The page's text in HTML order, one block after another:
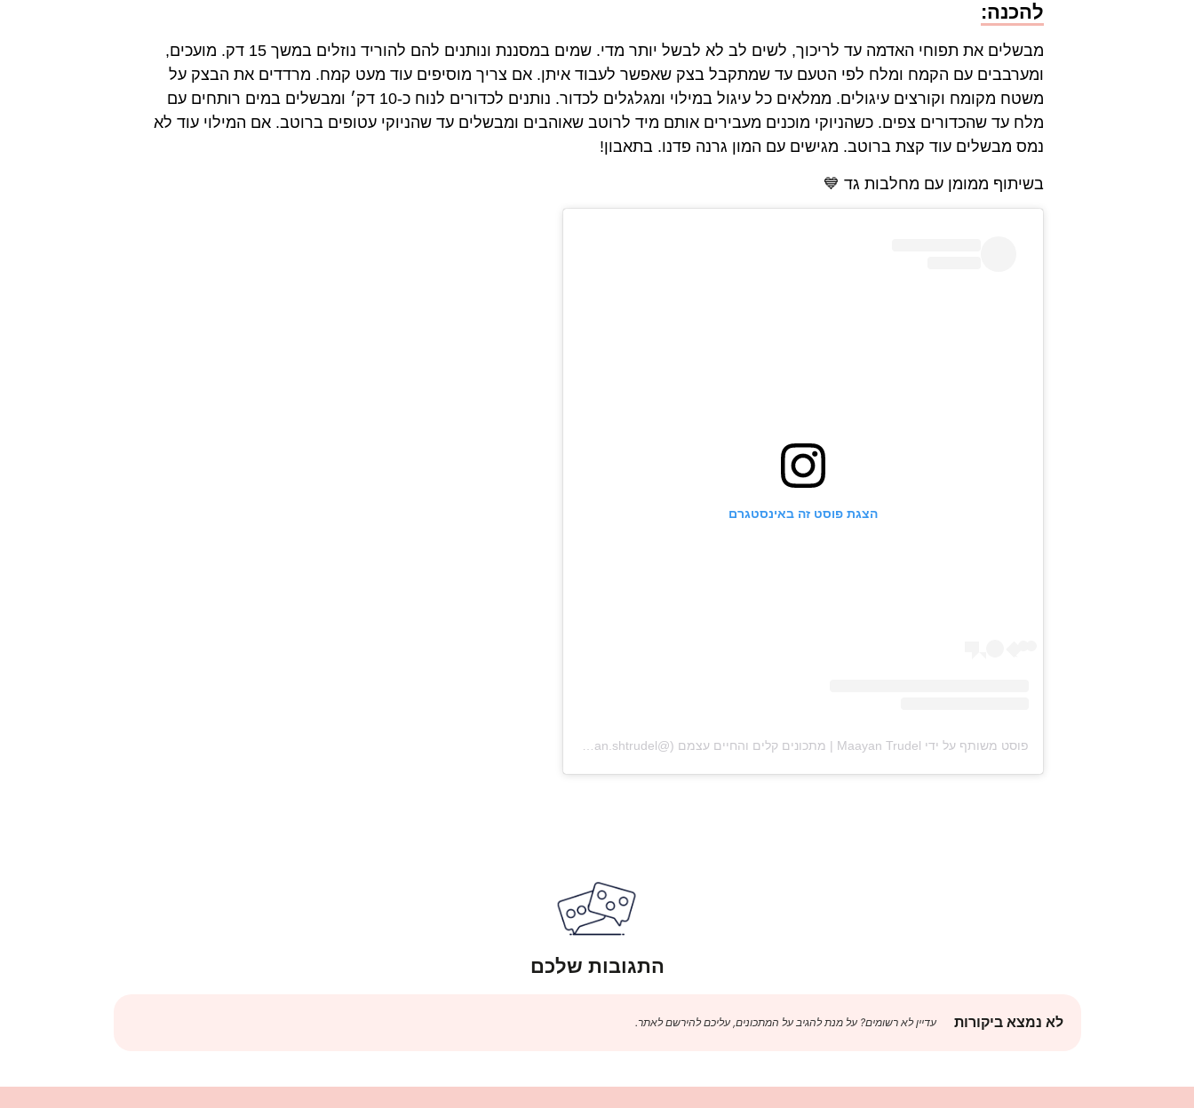
להכנה:
מבשלים את תפוחי האדמה עד לריכוך, לשים לב לא לבשל יותר מדי. שמים במסננת ונותנים להם להוריד נוזלים במשך 15 דק. מועכים,
ומערבבים עם הקמח ומלח לפי הטעם עד שמתקבל בצק שאפשר לעבוד איתן. אם צריך מוסיפים עוד מעט קמח. מרדדים את הבצק על
משטח מקומח וקורצים עיגולים. ממלאים כל עיגול במילוי ומגלגלים לכדור. נותנים לכדורים לנוח כ-10 דק׳ ומבשלים במים רותחים עם
מלח עד שהכדורים צפים. כשהניוקי מוכנים מעבירים אותם מיד לרוטב שאוהבים ומבשלים עד שהניוקי עטופים ברוטב. אם המילוי עוד לא
נמס מבשלים עוד קצת ברוטב. מגישים עם המון גרנה פדנו. בתאבון!
בשיתוף ממומן עם מחלבות גד 💙
הצגת פוסט זה באינסטגרם
פוסט משותף על ידי ‏‎Maayan Trudel | מתכונים קלים והחיים עצמם‎‏ (@‏‎maayan.shtrudel‎‏)
התגובות שלכם
לא נמצא ביקורות עדיין לא רשומים? על מנת להגיב על המתכונים, עליכם להירשם לאתר.